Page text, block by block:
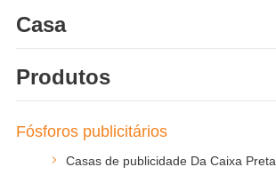
Casa
Produtos
Fósforos publicitários
Casas de publicidade Da Caixa Preta